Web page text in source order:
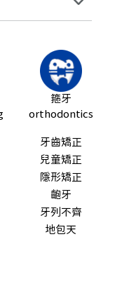
，告知我們你原本預約
箍牙
orthodontics
牙齒矯正
兒童矯正
隱形矯正
齙牙
牙列不齊
地包天